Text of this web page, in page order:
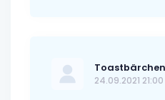
Toastbärchen
24.09.2021 21:00